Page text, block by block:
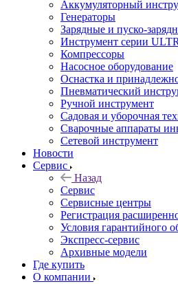
Аккумуляторный
Генераторы
Зарядные и пуско-
Инструмент серии
Компрессоры
Насосное оборудование
Оснастка и
Пневматический
Ручной инструмент
Садовая и уборочная
Сварочные аппараты
Сетевой инструмент
Новости
Сервис
Назад
Сервис
Сервисные центры
Регистрация
Условия гарантийного
Экспресс-сервис
Архивные модели
Где купить
О компании